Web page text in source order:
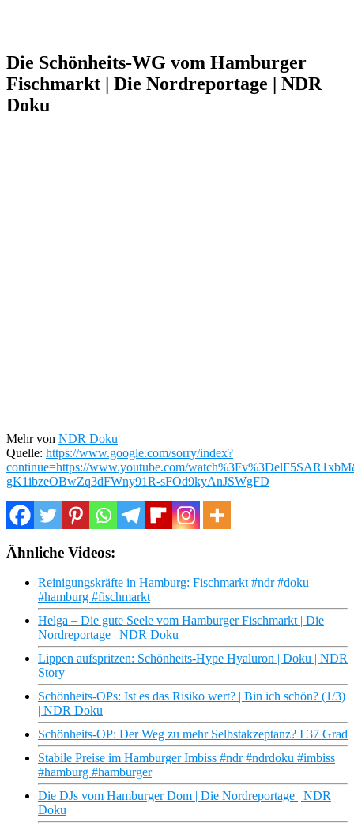
Die Schönheits-WG vom Hamburger
Fischmarkt | Die Nordreportage | NDR
Doku
Mehr von NDR Doku
Quelle: https://www.google.com/sorry/index?
continue=https://www.youtube.com/
gK1ibzeOBwZq3dFWny91R-sFOd9kyAnJSWgFD
Ähnliche Videos:
Reinigungskräfte in Hamburg: Fischmarkt #ndr #doku
#hamburg #fischmarkt
Helga – Die gute Seele vom Hamburger Fischmarkt | Die
Nordreportage | NDR Doku
Lippen aufspritzen: Schönheits-Hype Hyaluron | Doku | NDR
Story
Schönheits-OPs: Ist es das Risiko wert? | Bin ich schön? (1/3)
| NDR Doku
Schönheits-OP: Der Weg zu mehr Selbstakzeptanz? I 37 Grad
Stabile Preise im Hamburger Imbiss #ndr #ndrdoku #imbiss
#hamburg #hamburger
Die DJs vom Hamburger Dom | Die Nordreportage | NDR
Doku